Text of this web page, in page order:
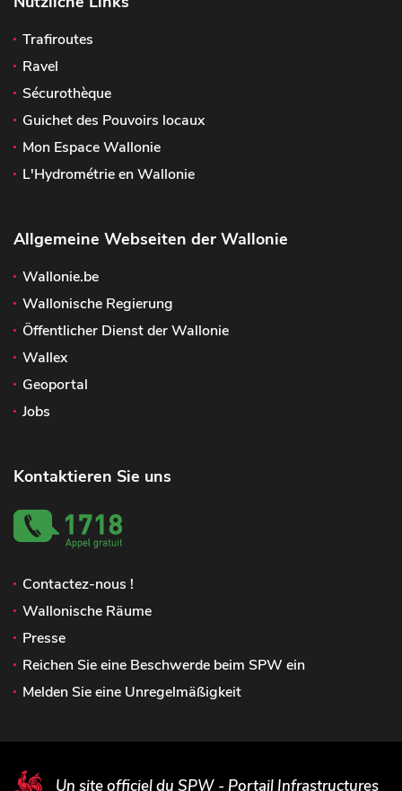
Trafiroutes
Ravel
Sécurothèque
Guichet des Pouvoirs locaux
Mon Espace Wallonie
L'Hydrométrie en Wallonie
Allgemeine Webseiten der Wallonie
Wallonie.be
Wallonische Regierung
Öffentlicher Dienst der Wallonie
Wallex
Geoportal
Jobs
Kontaktieren Sie uns
Contactez-nous !
Wallonische Räume
Presse
Reichen Sie eine Beschwerde beim SPW ein
Melden Sie eine Unregelmäßigkeit
Un site officiel du SPW - Portail Infrastructures